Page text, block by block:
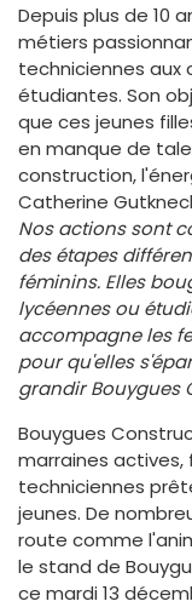
Depuis plus de 10
métiers
techniciennes aux
étudiantes. Son
que ces jeunes
en manque de
construction,
Catherine
Nos actions sont
des étapes
féminins. Elles
lycéennes ou
accompagne les
pour qu'elles
grandir Bouygues
Bouygues
marraines
techniciennes
jeunes. De
route comme
le stand de
ce mardi 13